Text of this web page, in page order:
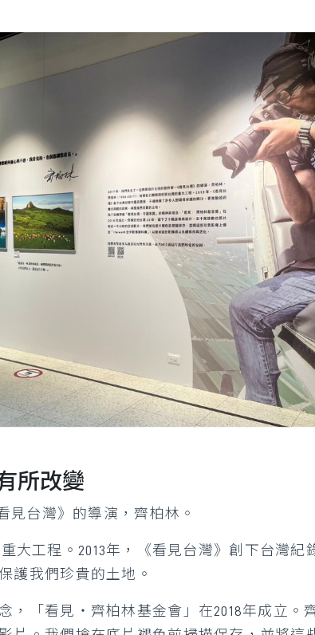
所改變
見台灣》的導演，齊柏林。
大工程。2013年，《看見台灣》創下台灣
護我們珍貴的土地。
「看見・齊柏林基金會」在2018年成立。